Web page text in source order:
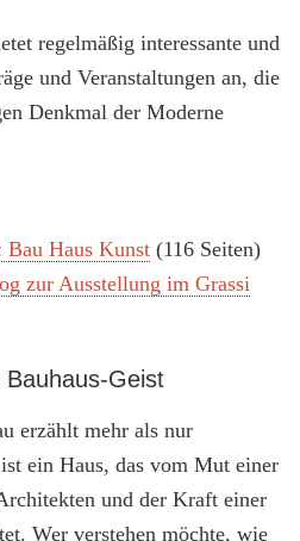
regelmäßig interessante und
und Veranstaltungen an, die
Denkmal der Moderne
Haus Kunst (116 Seiten)
zur Ausstellung im Grassi
Geist
erzählt mehr als nur
ein Haus, das vom Mut einer
und der Kraft einer
Wer verstehen möchte, wie